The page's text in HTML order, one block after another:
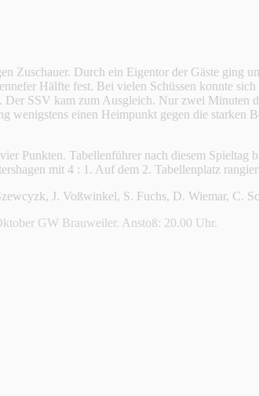
Zuschauer. Durch ein Eigentor der Gäste
Hälfte fest. Bei vielen Schüssen konnte
SSV kam zum Ausgleich. Nur zwei Minuten
wenigstens einen Heimpunkt gegen die
Punkten. Tabellenführer nach diesem
mit 4 : 1. Auf dem 2. Tabellenplatz
J. Voßwinkel, S. Fuchs, D. Wiemar, C.
GW Brauweiler. Anstoß: 20.00 Uhr.